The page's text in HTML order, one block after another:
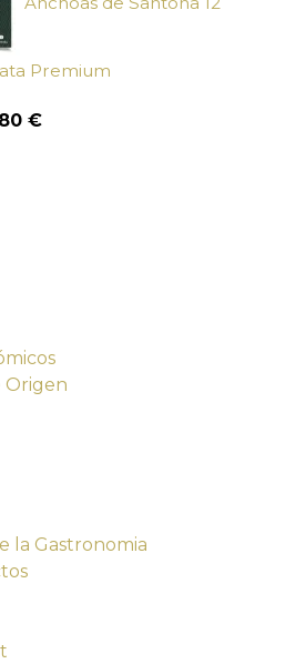
Premium
€El
Origen
la Gastronomia